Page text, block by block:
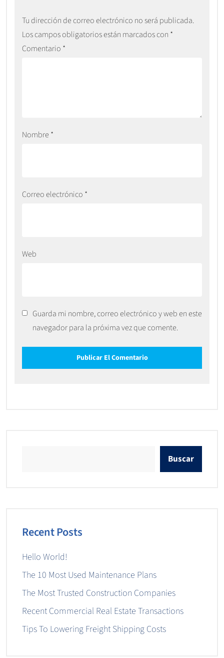
Tu dirección de correo electrónico no será publicada.
Los campos obligatorios están marcados con *
Comentario *
Nombre *
Correo electrónico *
Web
Guarda mi nombre, correo electrónico y web en este
navegador para la próxima vez que comente.
Buscar
Recent Posts
Hello World!
The 10 Most Used Maintenance Plans
The Most Trusted Construction Companies
Recent Commercial Real Estate Transactions
Tips To Lowering Freight Shipping Costs